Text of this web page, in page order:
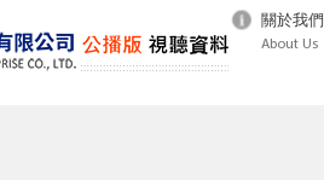
關於我們
About Us